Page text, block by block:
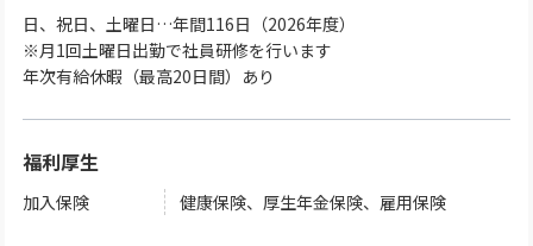
日、祝日、土曜日…年間116日（2026年度）
※月1回土曜日出勤で社員研修を行います
年次有給休暇（最高20日間）あり
福利厚生
加入保険 健康保険、厚生年金保険、雇用保険